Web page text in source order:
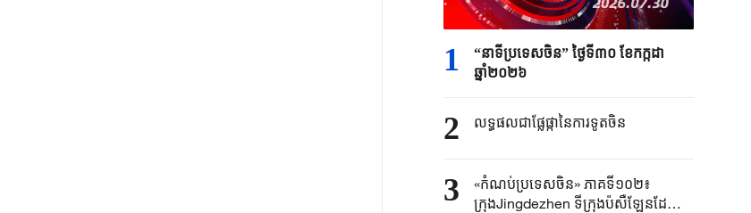
1
“នាទីប្រទេសចិន” ថ្ងៃទី៣០ ខែកក្កដា
ឆ្នាំ២០២៦
2 លទ្ធផលជាផ្លែផ្កានៃការទូតចិន
3
«កំណប់ប្រទេសចិន» ភាគទី១០២៖
ក្រុងJingdezhen ទីក្រុងប៉សឺឡែនដែល